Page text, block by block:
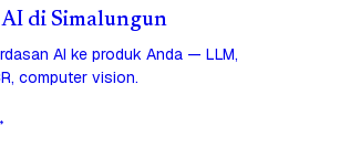
AI di Simalungun
AI ke produk Anda — LLM,
computer vision.